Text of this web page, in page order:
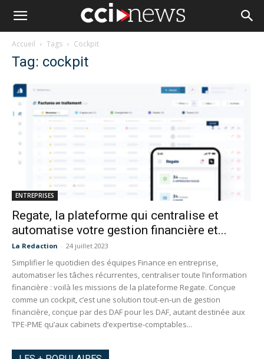
Accueil Tags Cockpit
Tag: cockpit
ENTREPRISES
Regate, la plateforme qui centralise et
automatise votre gestion financière et...
La Redaction - 24 juillet 2023
Simplifier le quotidien des équipes Finance en entreprise,
automatiser les tâches récurrentes, centraliser toute l’information
financière : voilà les missions de la plateforme Regate. Conçue
comme un cockpit, c’est une solution tout-en-un de gestion
financière, conçue par des DAF pour les DAF, autant destinée aux
TPE-PME qu’aux cabinets d’expertise-comptables...